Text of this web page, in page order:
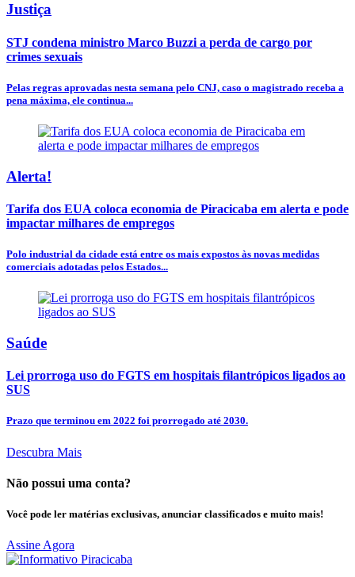
Justiça
STJ condena ministro Marco Buzzi a perda de cargo por
crimes sexuais
Pelas regras aprovadas nesta semana pelo CNJ, caso o magistrado receba a
pena máxima, ele continua...
Alerta!
Tarifa dos EUA coloca economia de Piracicaba em alerta e pode
impactar milhares de empregos
Polo industrial da cidade está entre os mais expostos às novas medidas
comerciais adotadas pelos Estados...
Saúde
Lei prorroga uso do FGTS em hospitais filantrópicos ligados ao
SUS
Prazo que terminou em 2022 foi prorrogado até 2030.
Descubra Mais
Não possui uma conta?
Você pode ler matérias exclusivas, anunciar classificados e muito mais!
Assine Agora